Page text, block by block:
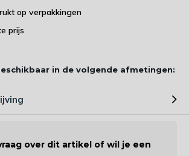
op verpakkingen
prijs
in de volgende afmetingen:
over dit artikel of wil je een